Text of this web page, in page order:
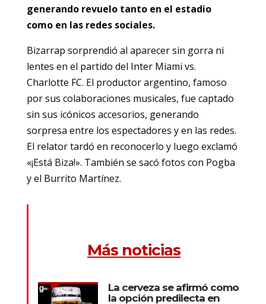
generando revuelo tanto en el estadio
como en las redes sociales.
Bizarrap sorprendió al aparecer sin gorra ni
lentes en el partido del Inter Miami vs.
Charlotte FC. El productor argentino, famoso
por sus colaboraciones musicales, fue captado
sin sus icónicos accesorios, generando
sorpresa entre los espectadores y en las redes.
El relator tardó en reconocerlo y luego exclamó
«¡Está Biza!». También se sacó fotos con Pogba
y el Burrito Martínez.
Más noticias
La cerveza se afirmó como
la opción predilecta en